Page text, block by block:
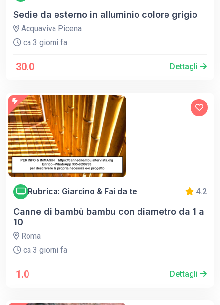
Sedie da esterno in alluminio colore grigio
Acquaviva Picena
ca 3 giorni fa
30.0 Dettagli
Rubrica: Giardino & Fai da te 4.2
Canne di bambù bambu con diametro da 1 a
10
Roma
ca 3 giorni fa
1.0 Dettagli